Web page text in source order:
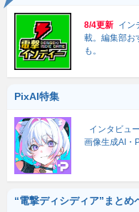
8/4更新 イン
載。編集部お
も。
PixAI特集
インタビュ
画像生成AI・
“電撃ディシディア”まとめ